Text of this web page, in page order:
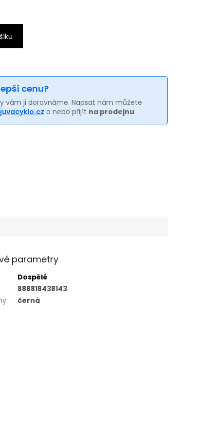
cenu?
vám ji dorovnáme. Napsat nám můžete
a nebo přijít na prodejnu.
parametry
Dospělé
888818438143
: černá